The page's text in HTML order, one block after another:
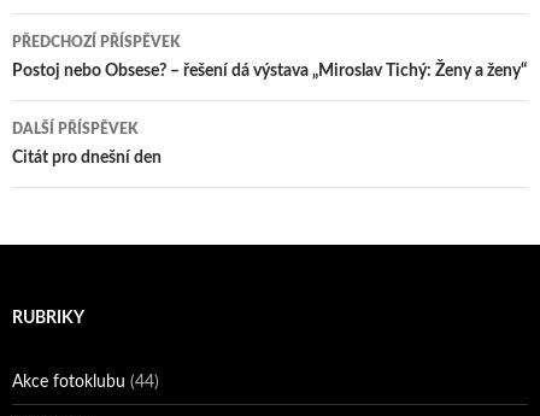
Navigace
pro
příspěvky
PŘEDCHOZÍ PŘÍSPĚVEK
Postoj nebo Obsese? – řešení dá výstava „Miroslav Tichý: Ženy a ženy“
DALŠÍ PŘÍSPĚVEK
Citát pro dnešní den
RUBRIKY
Akce fotoklubu (44)